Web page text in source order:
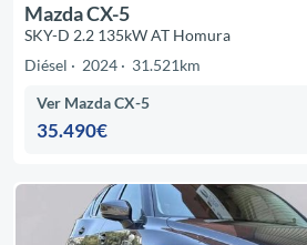
Mazda CX-5
SKY-D 2.2 135kW AT Homura
Diésel
2024 31.521km
Ver Mazda CX-5
35.490€